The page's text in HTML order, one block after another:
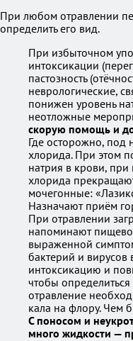
При любом отравлении
определить его вид.
При избыточном
интоксикации
пастозность
неврологические,
понижен уровень
неотложные
скорую помощь и
Где осторожно, под
хлорида. При этом
натрия в крови,
хлорида
мочегонные:
Назначают приём
При отравлении
напоминают
выраженной
бактерий и вирусов
интоксикацию и
чтобы
отравление
кала на флору. Чем
С поносом и
много жидкости —